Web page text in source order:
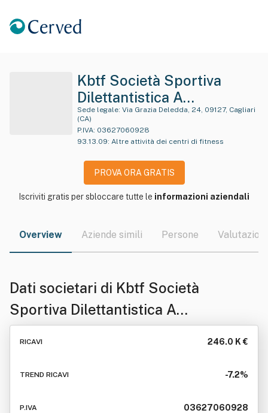
Kbtf Società Sportiva
Dilettantistica A
Responsabilita' Limitata
Sede legale:
(CA)
P.IVA: 03627060928
93.13.09: Altre attività dei centri di fitness
PROVA ORA GRATIS
Iscriviti gratis per sbloccare tutte le informazioni aziendali
Overview Aziende simili Persone Valutazioni
Dati societari di Kbtf Società
Sportiva Dilettantistica A
Responsabilita' Limitata
RICAVI 246.0 K €
TREND RICAVI -7.2%
P.IVA 03627060928